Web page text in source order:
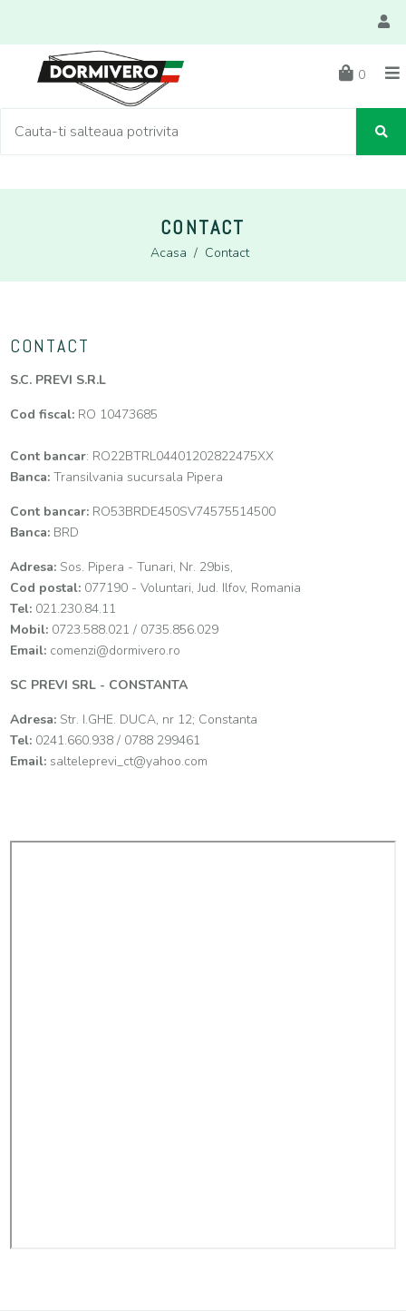
0
CONTACT
Acasa / Contact
CONTACT
S.C. PREVI S.R.L
Cod fiscal: RO 10473685
Cont bancar: RO22BTRL04401202822475XX
Banca: Transilvania sucursala Pipera
Cont bancar: RO53BRDE450SV74575514500
Banca: BRD
Adresa: Sos. Pipera - Tunari, Nr. 29bis,
Cod postal: 077190 - Voluntari, Jud. Ilfov, Romania
Tel: 021.230.84.11
Mobil: 0723.588.021 / 0735.856.029
Email: comenzi@dormivero.ro
SC PREVI SRL - CONSTANTA
Adresa: Str. I.GHE. DUCA, nr 12; Constanta
Tel: 0241.660.938 / 0788 299461
Email: salteleprevi_ct@yahoo.com